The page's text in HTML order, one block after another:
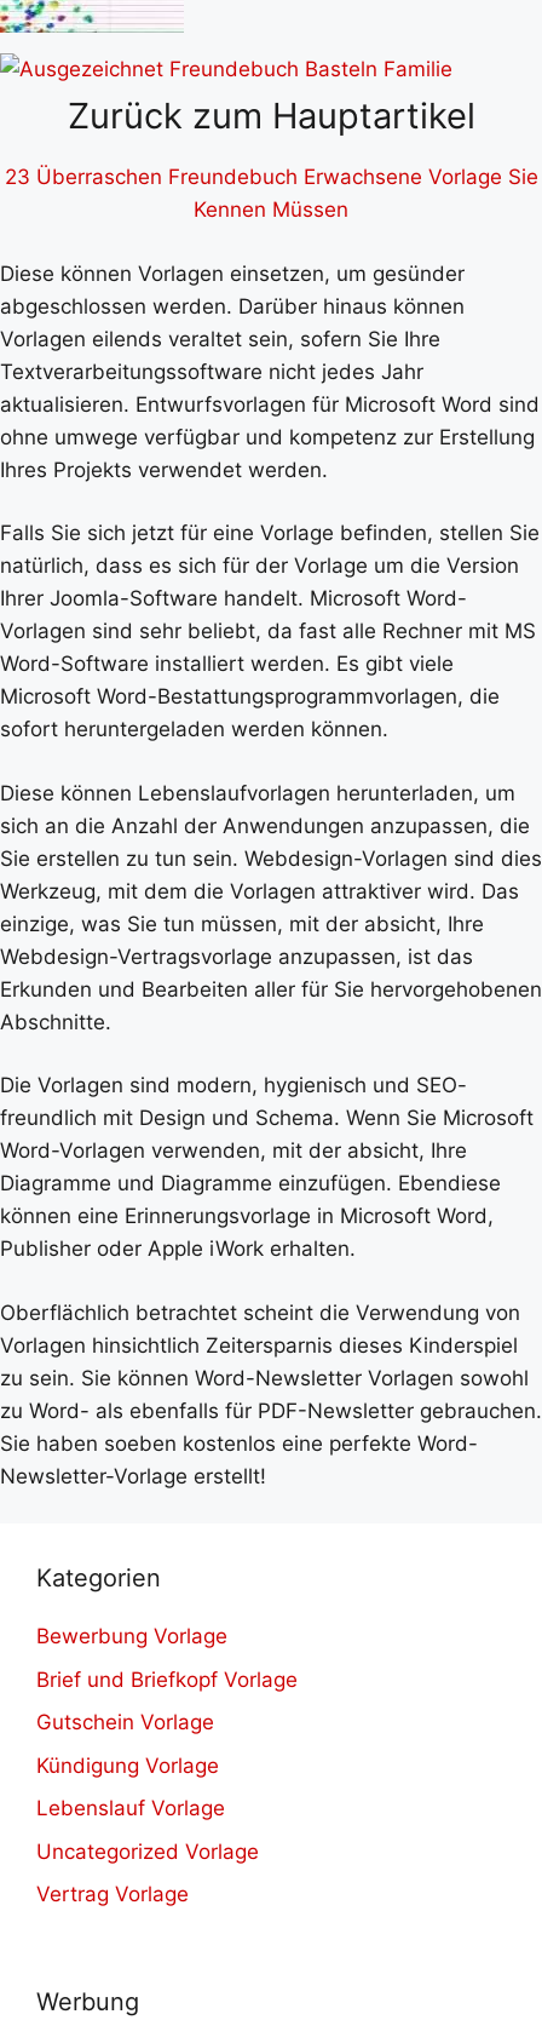
Zurück zum Hauptartikel
23 Überraschen Freundebuch Erwachsene Vorlage Sie
Kennen Müssen
Diese können Vorlagen einsetzen, um gesünder
abgeschlossen werden. Darüber hinaus können
Vorlagen eilends veraltet sein, sofern Sie Ihre
Textverarbeitungssoftware nicht jedes Jahr
aktualisieren. Entwurfsvorlagen für Microsoft Word sind
ohne umwege verfügbar und kompetenz zur Erstellung
Ihres Projekts verwendet werden.
Falls Sie sich jetzt für eine Vorlage befinden, stellen Sie
natürlich, dass es sich für der Vorlage um die Version
Ihrer Joomla-Software handelt. Microsoft Word-
Vorlagen sind sehr beliebt, da fast alle Rechner mit MS
Word-Software installiert werden. Es gibt viele
Microsoft Word-Bestattungsprogrammvorlagen, die
sofort heruntergeladen werden können.
Diese können Lebenslaufvorlagen herunterladen, um
sich an die Anzahl der Anwendungen anzupassen, die
Sie erstellen zu tun sein. Webdesign-Vorlagen sind dies
Werkzeug, mit dem die Vorlagen attraktiver wird. Das
einzige, was Sie tun müssen, mit der absicht, Ihre
Webdesign-Vertragsvorlage anzupassen, ist das
Erkunden und Bearbeiten aller für Sie hervorgehobenen
Abschnitte.
Die Vorlagen sind modern, hygienisch und SEO-
freundlich mit Design und Schema. Wenn Sie Microsoft
Word-Vorlagen verwenden, mit der absicht, Ihre
Diagramme und Diagramme einzufügen. Ebendiese
können eine Erinnerungsvorlage in Microsoft Word,
Publisher oder Apple iWork erhalten.
Oberflächlich betrachtet scheint die Verwendung von
Vorlagen hinsichtlich Zeitersparnis dieses Kinderspiel
zu sein. Sie können Word-Newsletter Vorlagen sowohl
zu Word- als ebenfalls für PDF-Newsletter gebrauchen.
Sie haben soeben kostenlos eine perfekte Word-
Newsletter-Vorlage erstellt!
Kategorien
Bewerbung Vorlage
Brief und Briefkopf Vorlage
Gutschein Vorlage
Kündigung Vorlage
Lebenslauf Vorlage
Uncategorized Vorlage
Vertrag Vorlage
Werbung